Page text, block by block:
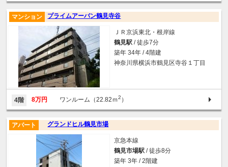
プライムアーバン鶴見寺谷
マンション
ＪＲ京浜東北・根岸線
鶴見駅 / 徒歩7分
築年 34年 / 4階建
神奈川県横浜市鶴見区寺谷１丁目
4階 8万円 ワンルーム（22.82ｍ2 ）
グランドヒル鶴見市場
アパート
京急本線
鶴見市場駅 / 徒歩8分
築年 3年 / 2階建